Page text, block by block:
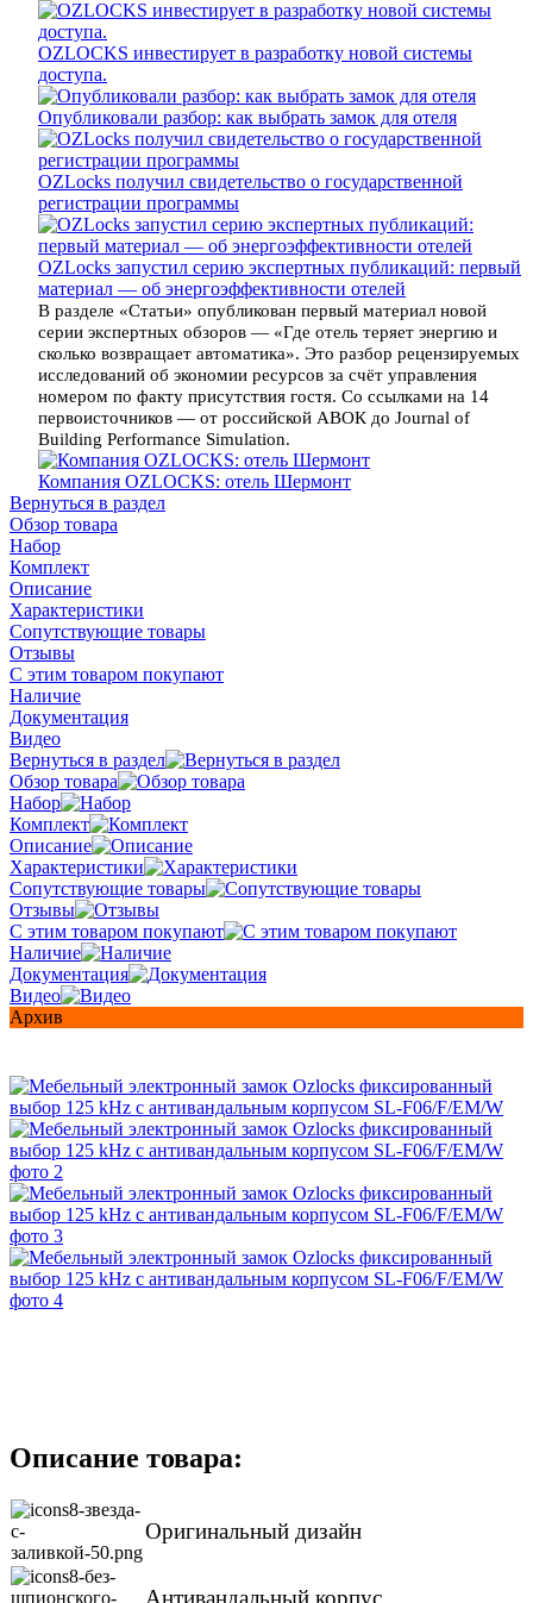
OZLOCKS инвестирует в разработку новой системы
доступа.
Опубликовали разбор: как выбрать замок для отеля
OZLocks получил свидетельство о государственной
регистрации программы
OZLocks запустил серию экспертных публикаций: первый
материал — об энергоэффективности отелей
В разделе «Статьи» опубликован первый материал новой
серии экспертных обзоров — «Где отель теряет энергию и
сколько возвращает автоматика». Это разбор рецензируемых
исследований об экономии ресурсов за счёт управления
номером по факту присутствия гостя. Со ссылками на 14
первоисточников — от российской АВОК до Journal of
Building Performance Simulation.
Компания OZLOCKS: отель Шермонт
Вернуться в раздел
Обзор товара
Набор
Комплект
Описание
Характеристики
Сопутствующие товары
Отзывы
С этим товаром покупают
Наличие
Документация
Видео
Вернуться в раздел
Обзор товара
Набор
Комплект
Описание
Характеристики
Сопутствующие товары
Отзывы
С этим товаром покупают
Наличие
Документация
Видео
Архив
Описание товара:
Оригинальный дизайн
Антивандальный корпус